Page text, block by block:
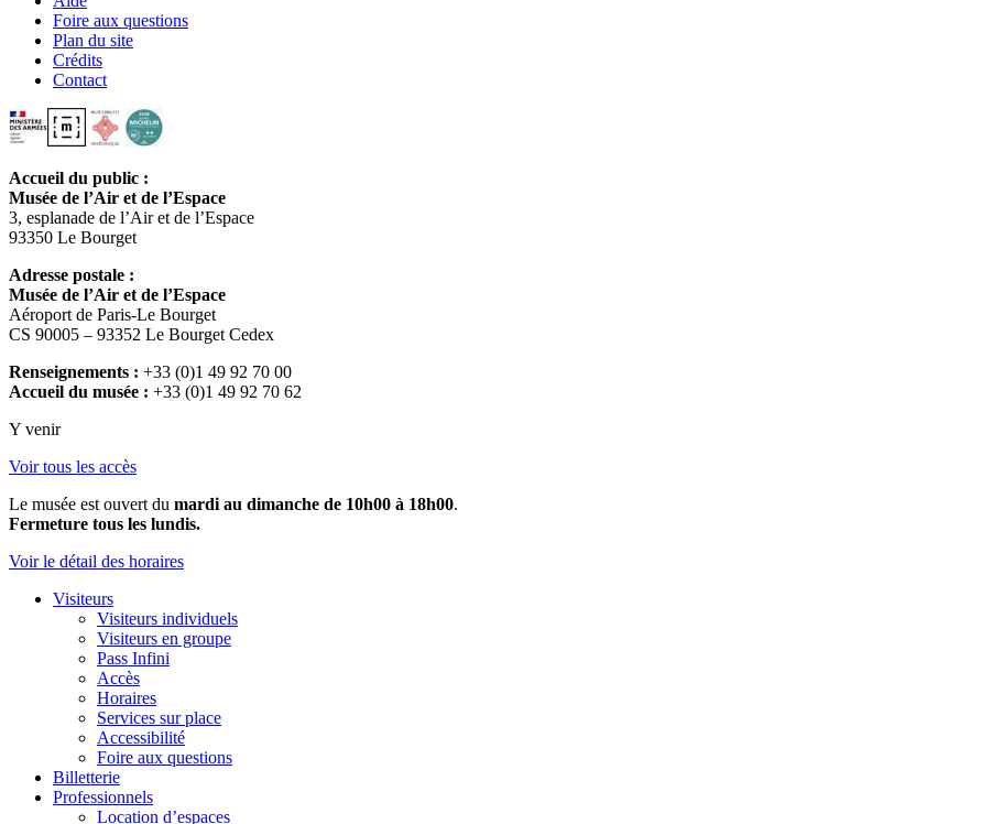
Foire aux questions
Plan du site
Crédits
Contact
Accueil du public :
Musée de l’Air et de l’Espace
3, esplanade de l’Air et de l’Espace
93350 Le Bourget
Adresse postale :
Musée de l’Air et de l’Espace
Aéroport de Paris-Le Bourget
CS 90005 – 93352 Le Bourget Cedex
Renseignements : +33 (0)1 49 92 70 00
Accueil du musée : +33 (0)1 49 92 70 62
Y venir
Voir tous les accès
Le musée est ouvert du mardi au dimanche de 10h00 à 18h00.
Fermeture tous les lundis.
Voir le détail des horaires
Visiteurs
Visiteurs individuels
Visiteurs en groupe
Pass Infini
Accès
Horaires
Services sur place
Accessibilité
Foire aux questions
Billetterie
Professionnels
Location d’espaces